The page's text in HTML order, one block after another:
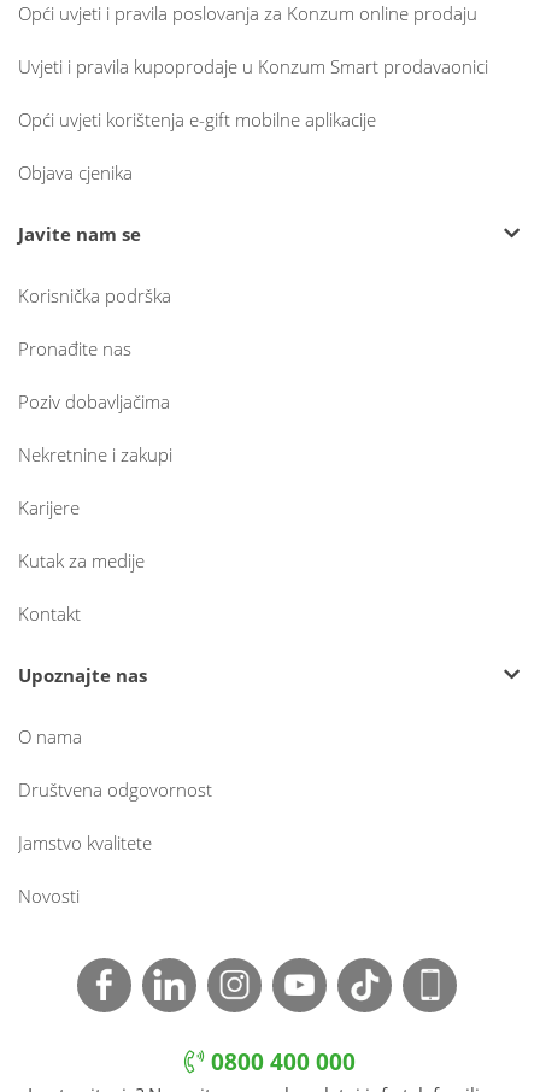
Opći uvjeti i pravila poslovanja za Konzum online prodaju
Uvjeti i pravila kupoprodaje u Konzum Smart prodavaonici
Opći uvjeti korištenja e-gift mobilne aplikacije
Objava cjenika
Javite nam se
Korisnička podrška
Pronađite nas
Poziv dobavljačima
Nekretnine i zakupi
Karijere
Kutak za medije
Kontakt
Upoznajte nas
O nama
Društvena odgovornost
Jamstvo kvalitete
Novosti
0800 400 000